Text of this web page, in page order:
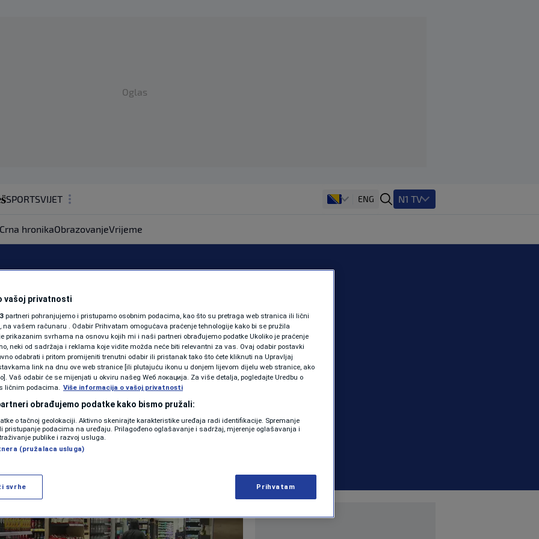
Oglas
SPORTSVIJET
ZDRAVLJE
SHOWBIZ
PODCAST
N1 SPECIJAL
FENOMENI
NEISTRAŽENO
VIRALNO
VIDEO
ENG N1 TV
Crna hronikaObrazovanjeVrijeme
najavljuje
se Svetlana
jan. 2025. 08:18 EKONOMIJA 0 komentara
Više
vašoj privatnosti
partneri pohranjujemo i pristupamo osobnim podacima, kao što su pretraga web stranica ili lični
na vašem računaru . Odabir Prihvatam omogućava praćenje tehnologije kako bi se pružila
prikazanim svrhama na osnovu kojih mi i naši partneri obrađujemo podatke Ukoliko je praćenje
neki od sadržaja i reklama koje vidite možda neće biti relevantni za vas. Ovaj odabir postavki
odabrati i pritom promijeniti trenutni odabir ili pristanak tako što ćete kliknuti na Upravljaj
link na dnu ove web stranice [ili plutajuću ikonu u donjem lijevom dijelu web stranice, ako
Vaš odabir će se mijenjati u okviru našeg Wеб локација. Za više detalja, pogledajte Uredbu o
ličnim podacima. Više informacija o vašoj privatnosti
obrađujemo podatke kako bismo pružali:
o tačnoj geolokaciji. Aktivno skenirajte karakteristike uređaja radi identifikacije. Spremanje
pristupanje podacima na uređaju. Prilagođeno oglašavanje i sadržaj, mjerenje oglašavanja i
publike i razvoj usluga.
(pružalaca usluga)
svrhe Prihvatam